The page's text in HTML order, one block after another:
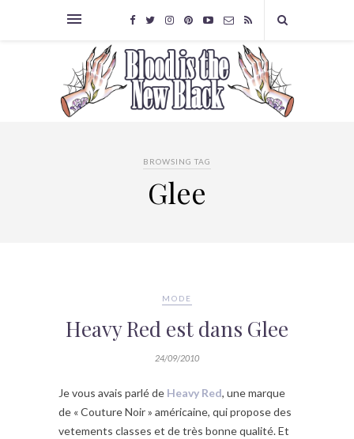
BROWSING TAG
Glee
MODE
Heavy Red est dans Glee
24/09/2010
Je vous avais parlé de Heavy Red, une marque
de « Couture Noir » américaine, qui propose des
vetements classes et de très bonne qualité. Et